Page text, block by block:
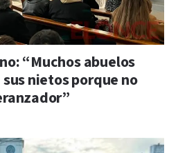
“Muchos abuelos
nietos porque no